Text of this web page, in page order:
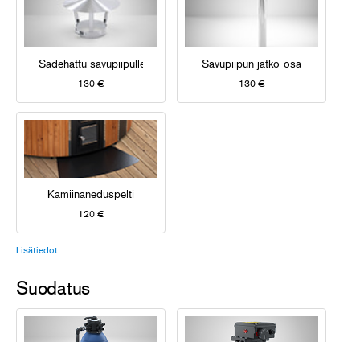
Sadehattu savupiipulle
130 €
Savupiipun jatko-osa
130 €
Kamiinaneduspelti
120 €
Lisätiedot
Suodatus